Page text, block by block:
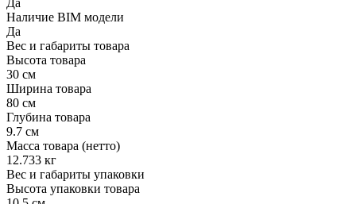
Наличие BIM модели
Да
Вес и габариты товара
Высота товара
30 см
Ширина товара
80 см
Глубина товара
9.7 см
Масса товара (нетто)
12.733 кг
Вес и габариты упаковки
Высота упаковки товара